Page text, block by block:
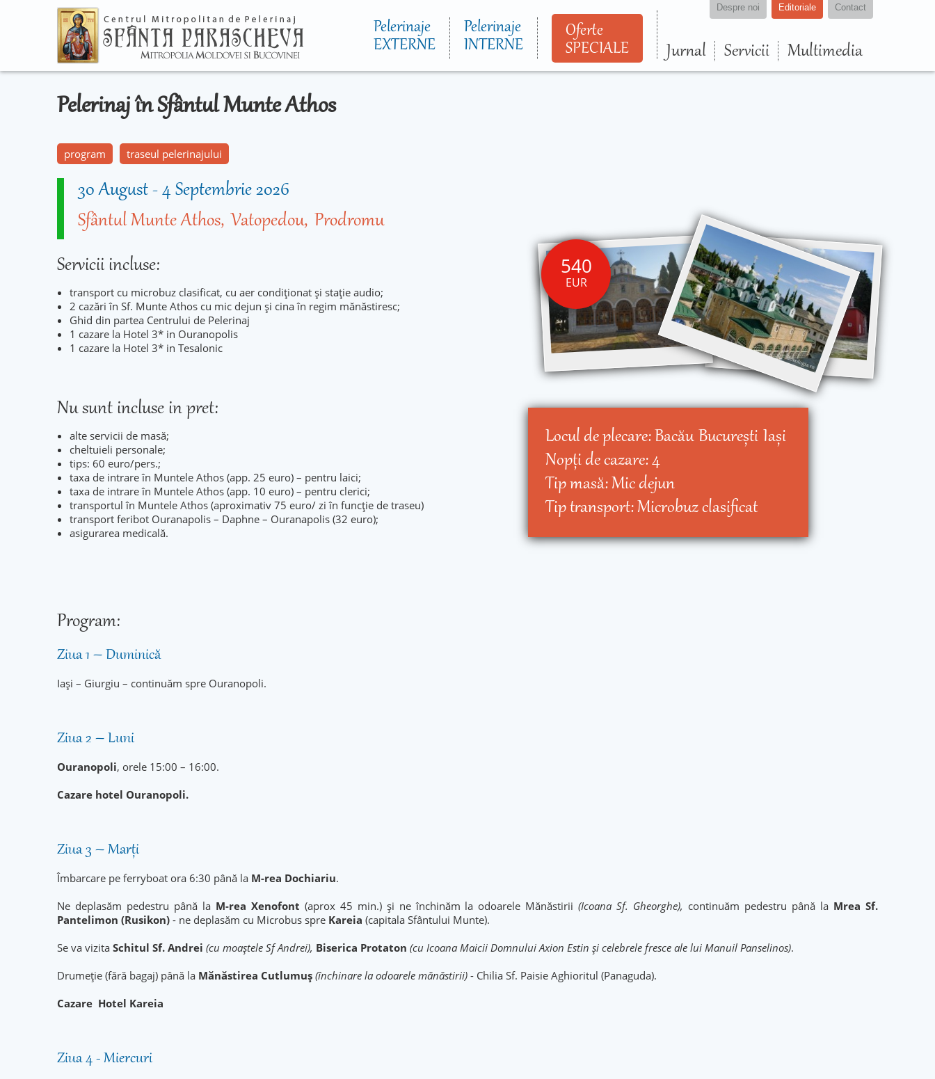
conţinutul
principal
Pelerinaje
EXTERNE
Pelerinaje
INTERNE
Oferte
SPECIALE
Despre noi Editoriale Contact
Jurnal Servicii Multimedia
Pelerinaj în Sfântul Munte Athos
program traseul pelerinajului
30 August-4 Septembrie 2026
Sfântul Munte Athos Vatopedou Prodromu
540
EUR
Locul de plecare:Bacău Bucureşti Iaşi
Nopţi de cazare:4
Tip masă:Mic dejun
Tip transport:Microbuz clasificat
Servicii incluse:
transport cu microbuz clasificat, cu aer condiționat și stație audio;
2 cazări în Sf. Munte Athos cu mic dejun și cina în regim mănăstiresc;
Ghid din partea Centrului de Pelerinaj
1 cazare la Hotel 3* in Ouranopolis
1 cazare la Hotel 3* in Tesalonic
Nu sunt incluse in pret:
alte servicii de masă;
cheltuieli personale;
tips: 60 euro/pers.;
taxa de intrare în Muntele Athos (app. 25 euro) – pentru laici;
taxa de intrare în Muntele Athos (app. 10 euro) – pentru clerici;
transportul în Muntele Athos (aproximativ 75 euro/ zi în funcție de traseu)
transport feribot Ouranapolis – Daphne – Ouranapolis (32 euro);
asigurarea medicală.
Program:
Ziua 1 – Duminică
Iași – Giurgiu – continuăm spre Ouranopoli.
Ziua 2 – Luni
Ouranopoli, orele 15:00 – 16:00.
Cazare hotel Ouranopoli.
Ziua 3 – Marți
Îmbarcare pe ferryboat ora 6:30 până la M-rea Dochiariu.
Ne deplasăm pedestru până la M-rea Xenofont (aprox 45 min.) și ne închinăm la odoarele Mănăstirii(Icoana Sf. Gheorghe), continuăm pedestru până la Mrea Sf.
Pantelimon (Rusikon) - ne deplasăm cu Microbus spre Kareia (capitala Sfântului Munte).
Se va vizita Schitul Sf. Andrei (cu moaștele Sf Andrei), Biserica Protaton (cu Icoana Maicii Domnului Axion Estin și celebrele fresce ale lui Manuil Panselinos).
Drumeție (fără bagaj) până la Mănăstirea Cutlumuș (închinare la odoarele mănăstirii) - Chilia Sf. Paisie Aghioritul (Panaguda).
Cazare Hotel Kareia
Ziua 4 - Miercuri